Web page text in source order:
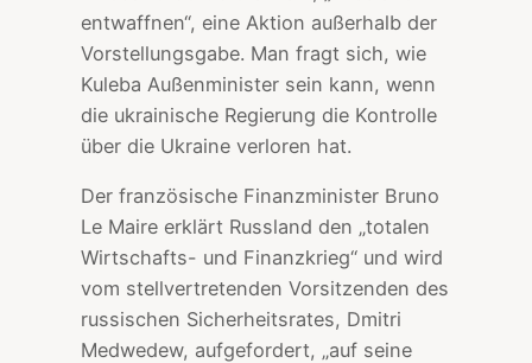
entwaffnen“, eine Aktion außerhalb der
Vorstellungsgabe. Man fragt sich, wie
Kuleba Außenminister sein kann, wenn
die ukrainische Regierung die Kontrolle
über die Ukraine verloren hat.
Der französische Finanzminister Bruno
Le Maire erklärt Russland den „totalen
Wirtschafts- und Finanzkrieg“ und wird
vom stellvertretenden Vorsitzenden des
russischen Sicherheitsrates, Dmitri
Medwedew, aufgefordert, „auf seine